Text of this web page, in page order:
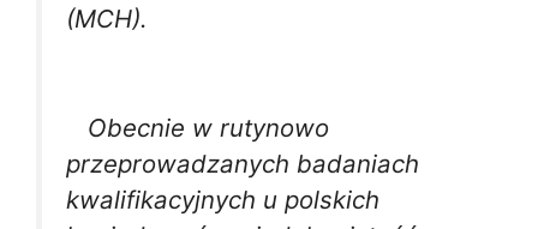
(MCH).
Obecnie w rutynowo
przeprowadzanych badaniach
kwalifikacyjnych u polskich